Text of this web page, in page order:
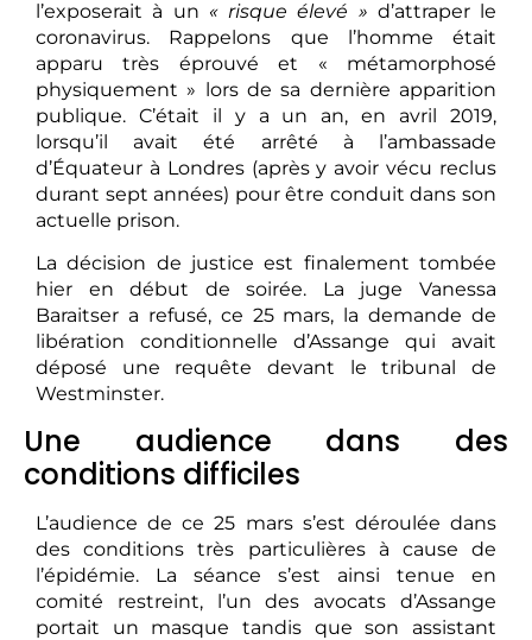
l’exposerait à un « risque élevé » d’attraper le
coronavirus. Rappelons que l’homme était
apparu très éprouvé et « métamorphosé
physiquement » lors de sa dernière apparition
publique. C’était il y a un an, en avril 2019,
lorsqu’il avait été arrêté à l’ambassade
d’Équateur à Londres (après y avoir vécu reclus
durant sept années) pour être conduit dans son
actuelle prison.
La décision de justice est finalement tombée
hier en début de soirée. La juge Vanessa
Baraitser a refusé, ce 25 mars, la demande de
libération conditionnelle d’Assange qui avait
déposé une requête devant le tribunal de
Westminster.
Une audience dans des
conditions difficiles
L’audience de ce 25 mars s’est déroulée dans
des conditions très particulières à cause de
l’épidémie. La séance s’est ainsi tenue en
comité restreint, l’un des avocats d’Assange
portait un masque tandis que son assistant